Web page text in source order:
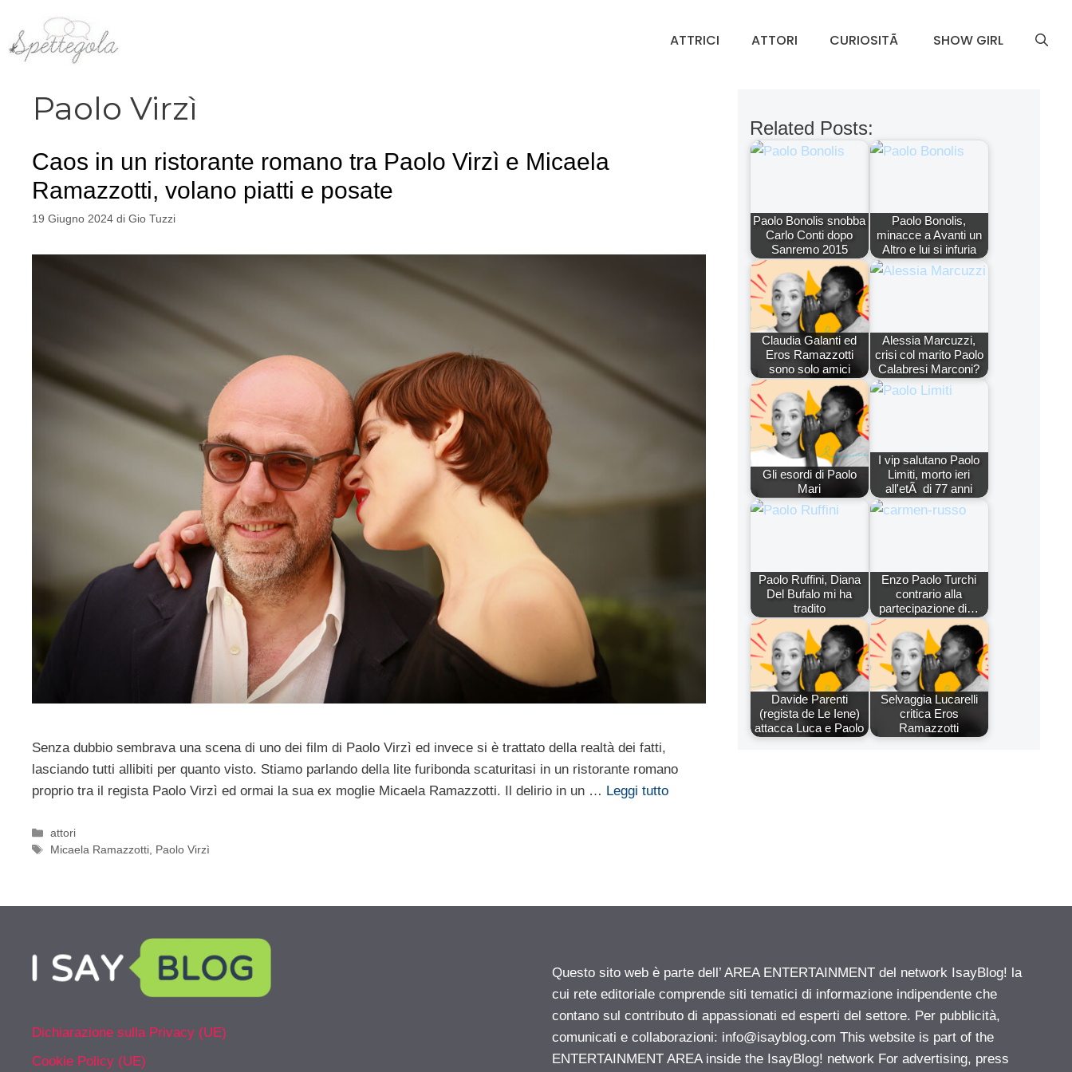
contenuto
ATTRICI ATTORI CURIOSITÃ SHOW GIRL
Paolo Virzì
Caos in un ristorante romano tra Paolo Virzì e Micaela
Ramazzotti, volano piatti e posate
19 Giugno 2024 di Gio Tuzzi
Senza dubbio sembrava una scena di uno dei film di Paolo Virzì ed invece si è trattato della realtà dei fatti,
lasciando tutti allibiti per quanto visto. Stiamo parlando della lite furibonda scaturitasi in un ristorante romano
proprio tra il regista Paolo Virzì ed ormai la sua ex moglie Micaela Ramazzotti. Il delirio in un … Leggi tutto
Categorie
attori
Tag
Micaela Ramazzotti, Paolo Virzì
Related Posts:
Paolo Bonolis snobba
Carlo Conti dopo
Sanremo 2015
Paolo Bonolis,
minacce a Avanti un
Altro e lui si infuria
Claudia Galanti ed
Eros Ramazzotti
sono solo amici
Alessia Marcuzzi,
crisi col marito Paolo
Calabresi Marconi?
Gli esordi di Paolo
Mari
I vip salutano Paolo
Limiti, morto ieri
all'etÃ di 77 anni
Paolo Ruffini, Diana
Del Bufalo mi ha
tradito
Enzo Paolo Turchi
contrario alla
partecipazione di…
Davide Parenti
(regista de Le Iene)
attacca Luca e Paolo
Selvaggia Lucarelli
critica Eros
Ramazzotti
Dichiarazione sulla Privacy (UE)
Cookie Policy (UE)
Questo sito web è parte dell’ AREA ENTERTAINMENT del network IsayBlog! la
cui rete editoriale comprende siti tematici di informazione indipendente che
contano sul contributo di appassionati ed esperti del settore. Per pubblicità,
comunicati e collaborazioni: info@isayblog.com This website is part of the
ENTERTAINMENT AREA inside the IsayBlog! network For advertising, press